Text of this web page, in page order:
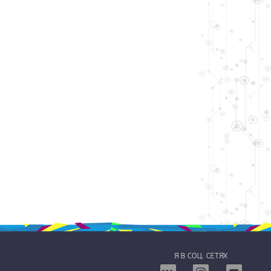
Я В СОЦ. СЕТЯХ